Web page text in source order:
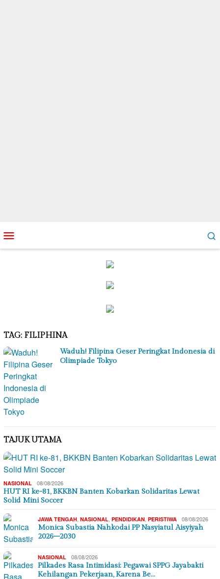
ke
kontenMobile
TAG: FILIPHINA
Waduh! Filipina Geser Peringkat Indonesia di
Olimpiade Tokyo
TAJUK UTAMA
NASIONAL 08/08/2026
HUT RI ke-81, BKKBN Banten Kobarkan Solidaritas Lewat
Solid Mini Soccer
JAWA TENGAH NASIONAL PENDIDIKAN PERISTIWA 08/08/2026
Monica Subastia Nahkodai PP Nasyiatul Aisyiyah
2026–2030
NASIONAL 08/08/2026
Pilkades Rasa Intimidasi: Pegawai SPPG Jayabakti
Kehilangan Pekerjaan, Karena Be…